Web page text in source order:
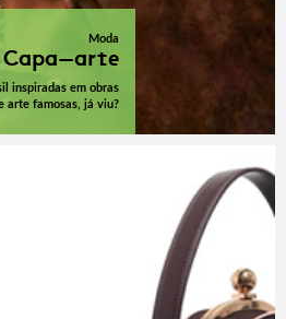
Moda
Capa-arte
inspiradas em obras
arte famosas, já viu?